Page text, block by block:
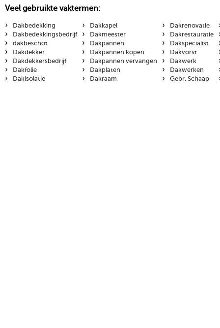
Veel gebruikte vaktermen:
›
Dakbedekking
› Dakbedekkingsbedrijf
› dakbeschot
› Dakdekker
› Dakdekkersbedrijf
› Dakfolie
› Dakisolatie
› Dakkapel
› Dakmeester
› Dakpannen
› Dakpannen kopen
› Dakpannen vervangen
› Dakplaten
› Dakraam
› Dakrenovatie
› Dakrestauratie
› Dakspecialist
› Dakvorst
› Dakwerk
› Dakwerken
› Gebr. Schaap